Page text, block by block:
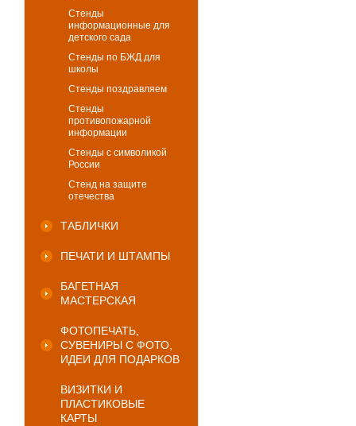
Стенды
информационные для
детского сада
Стенды по БЖД для
школы
Стенды поздравляем
Стенды
противопожарной
информации
Стенды с символикой
России
Стенд на защите
отечества
ТАБЛИЧКИ
ПЕЧАТИ И ШТАМПЫ
БАГЕТНАЯ
МАСТЕРСКАЯ
ФОТОПЕЧАТЬ,
СУВЕНИРЫ С ФОТО,
ИДЕИ ДЛЯ ПОДАРКОВ
ВИЗИТКИ И
ПЛАСТИКОВЫЕ
КАРТЫ